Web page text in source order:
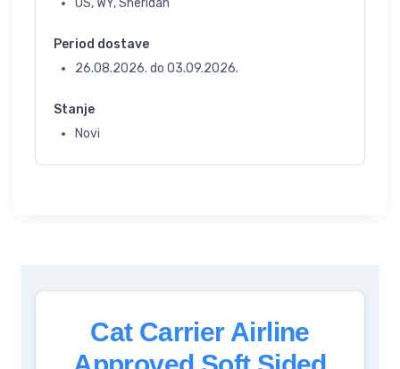
US, WY, Sheridan
Period dostave
26.08.2026. do 03.09.2026.
Stanje
Novi